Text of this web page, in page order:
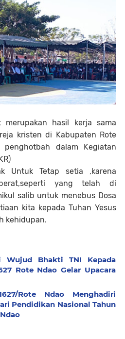
merupakan hasil kerja sama
kristen di Kabupaten Rote
dalam Kegiatan
Untuk Tetap setia ,karena
yang telah di
salib untuk menebus Dosa
kita kepada Tuhan Yesus
kehidupan.
Wujud Bhakti TNI Kepada
Rote Ndao Gelar Upacara
Rote Ndao Menghadiri
Pendidikan Nasional Tahun